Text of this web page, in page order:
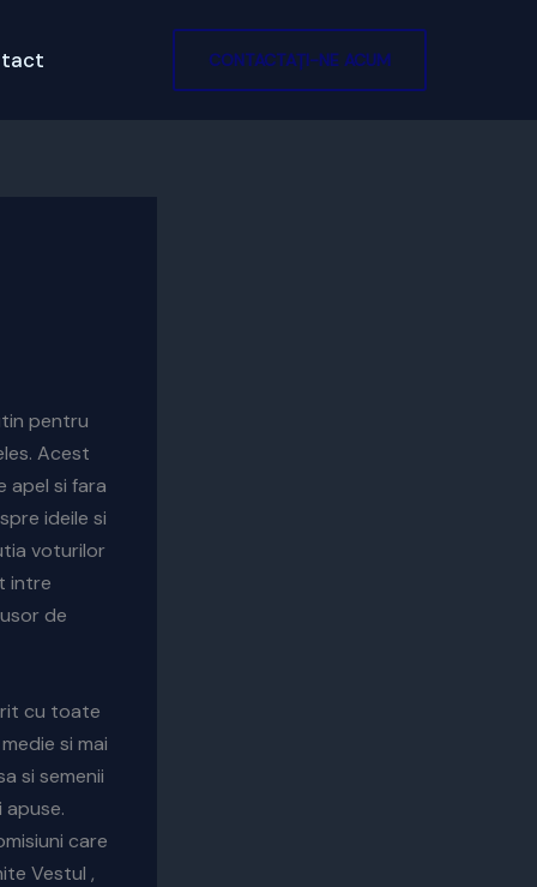
CONTACTAȚI-NE ACUM
pentru
Acest
apel si fara
ideile si
voturilor
intre
de
cu toate
si mai
si semenii
care
Vestul ,